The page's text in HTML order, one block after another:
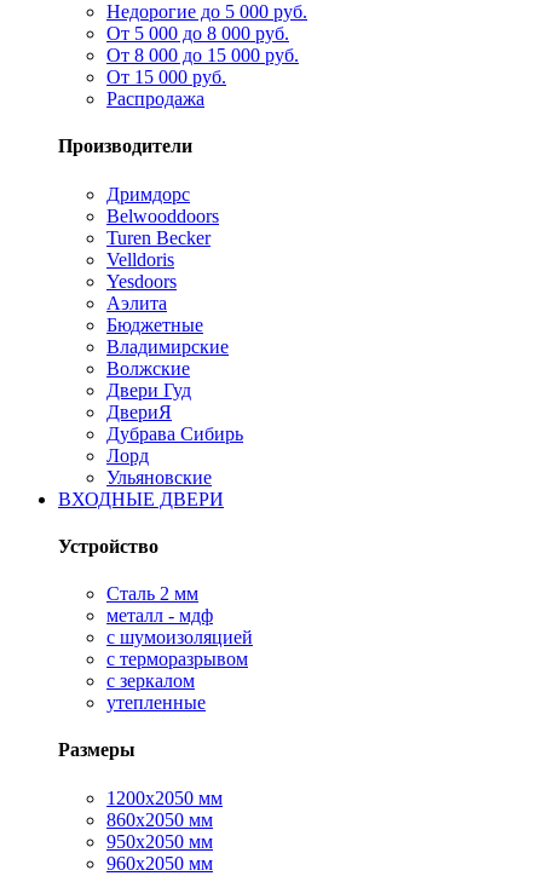
Недорогие до 5 000 руб.
От 5 000 до 8 000 руб.
От 8 000 до 15 000 руб.
От 15 000 руб.
Распродажа
Производители
Дримдорс
Belwooddoors
Turen Becker
Velldoris
Yesdoors
Аэлита
Бюджетные
Владимирские
Волжские
Двери Гуд
ДвериЯ
Дубрава Сибирь
Лорд
Ульяновские
ВХОДНЫЕ ДВЕРИ
Устройство
Сталь 2 мм
металл - мдф
с шумоизоляцией
с терморазрывом
с зеркалом
утепленные
Размеры
1200х2050 мм
860х2050 мм
950х2050 мм
960х2050 мм